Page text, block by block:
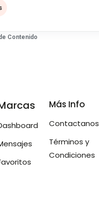
y sin filtros.
Contenido
Más Info
Contactanos
Términos y
Condiciones